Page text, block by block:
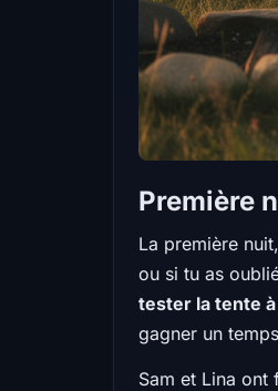
Première
La première
ou si tu as
tester la tente
gagner un
Sam et Lina ont